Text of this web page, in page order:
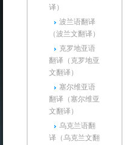
译）
波兰语翻译
（波兰文翻译）
克罗地亚语
翻译（克罗地亚
文翻译）
塞尔维亚语
翻译（塞尔维亚
文翻译）
乌克兰语翻
译（乌克兰文翻